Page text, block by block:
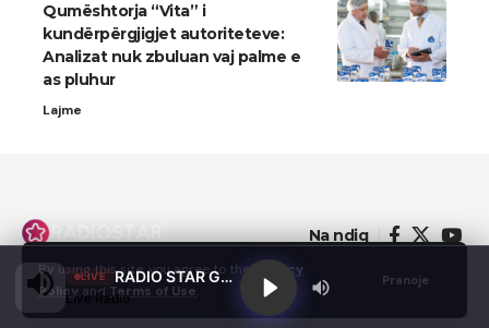
By using this site, you agree to the Privacy
Policy and Terms of Use
Pranoje
Qumështorja “Vita” i
kundërpërgjigjet autoriteteve:
Analizat nuk zbuluan vaj palme e
as pluhur
Lajme
Na ndiq
© 2022 - Domainterm.com - All Rights Reserved.
LIVE RADIO STAR GJILAN
Live Radio